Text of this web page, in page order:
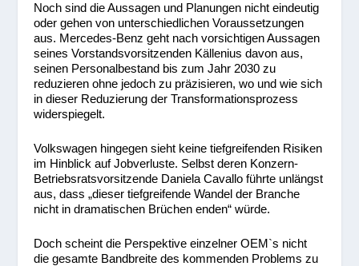
Noch sind die Aussagen und Planungen nicht eindeutig
oder gehen von unterschiedlichen Voraussetzungen
aus. Mercedes-Benz geht nach vorsichtigen Aussagen
seines Vorstandsvorsitzenden Källenius davon aus,
seinen Personalbestand bis zum Jahr 2030 zu
reduzieren ohne jedoch zu präzisieren, wo und wie sich
in dieser Reduzierung der Transformationsprozess
widerspiegelt.
Volkswagen hingegen sieht keine tiefgreifenden Risiken
im Hinblick auf Jobverluste. Selbst deren Konzern-
Betriebsratsvorsitzende Daniela Cavallo führte unlängst
aus, dass „dieser tiefgreifende Wandel der Branche
nicht in dramatischen Brüchen enden“ würde.
Doch scheint die Perspektive einzelner OEM`s nicht
die gesamte Bandbreite des kommenden Problems zu